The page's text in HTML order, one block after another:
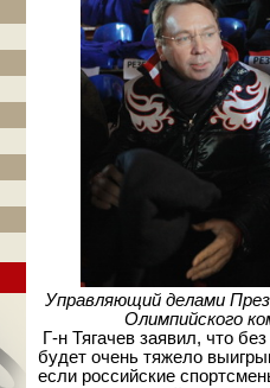
Управляющий делами
Олимпийского
Г-н Тягачев заявил, что
будет очень тяжело
если российские